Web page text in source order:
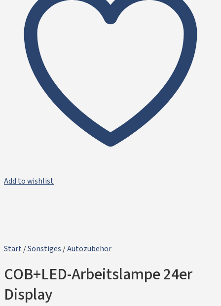
Add to wishlist
Start/Sonstiges /Autozubehör
COB+LED-Arbeitslampe 24er
Display